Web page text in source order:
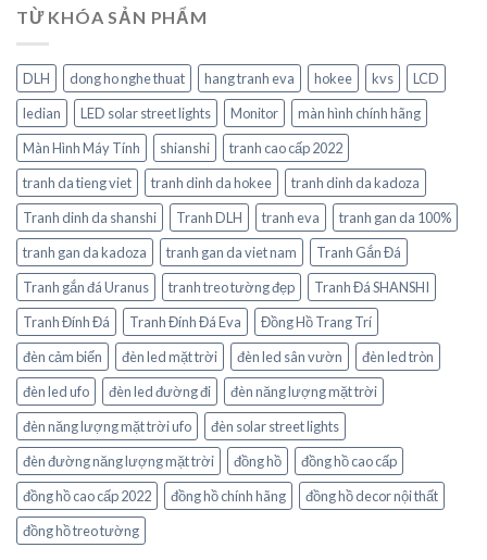
TỪ KHÓA SẢN PHẨM
DLH dong ho nghe thuat hang tranh eva hokee kvs
LCD
ledian
LED solar street lights Monitor
màn hình chính hãng
Màn Hình Máy Tính
shianshi
tranh cao cấp 2022
tranh da tieng viet
tranh dinh da hokee
tranh dinh da kadoza
Tranh dinh da shanshi
Tranh DLH tranh eva
tranh gan da 100%
tranh gan da kadoza
tranh gan da viet nam
Tranh Gắn Đá
Tranh gắn đá Uranus
tranh treo tường đẹp
Tranh Đá SHANSHI
Tranh Đính Đá
Tranh Đính Đá Eva
Đồng Hồ Trang Trí
đèn cảm biến
đèn led mặt trời đèn led sân vườn
đèn led tròn
đèn led ufo
đèn led đường đi
đèn năng lượng mặt trời
đèn năng lượng mặt trời ufo
đèn solar street lights
đèn đường năng lượng mặt trời
đồng hồ
đồng hồ cao cấp
đồng hồ cao cấp 2022
đồng hồ chính hãng
đồng hồ decor nội thất
đồng hồ treo tường